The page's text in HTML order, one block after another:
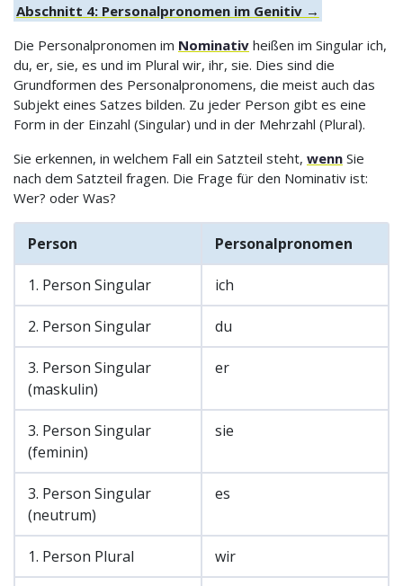
Abschnitt 4: Personalpronomen im Genitiv →
Die Personalpronomen im Nominativ heißen im Singular ich,
du, er, sie, es und im Plural wir, ihr, sie. Dies sind die
Grundformen des Personalpronomens, die meist auch das
Subjekt eines Satzes bilden. Zu jeder Person gibt es eine
Form in der Einzahl (Singular) und in der Mehrzahl (Plural).
Sie erkennen, in welchem Fall ein Satzteil steht, wenn Sie
nach dem Satzteil fragen. Die Frage für den Nominativ ist:
Wer? oder Was?
Person Personalpronomen
1. Person Singular ich
2. Person Singular du
3. Person Singular
(maskulin)
er
3. Person Singular
(feminin)
sie
3. Person Singular
(neutrum)
es
1. Person Plural wir